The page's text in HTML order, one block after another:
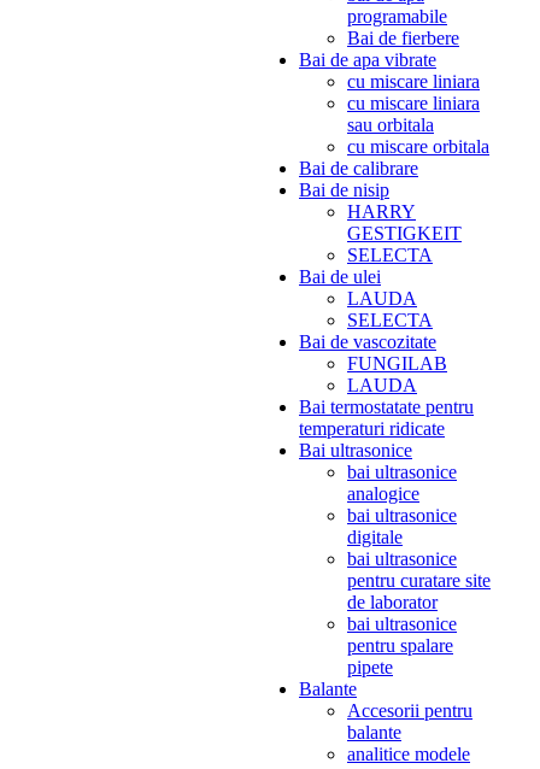
programabile
Bai de fierbere
Bai de apa vibrate
cu miscare liniara
cu miscare liniara
sau orbitala
cu miscare orbitala
Bai de calibrare
Bai de nisip
HARRY
GESTIGKEIT
SELECTA
Bai de ulei
LAUDA
SELECTA
Bai de vascozitate
FUNGILAB
LAUDA
Bai termostatate pentru
temperaturi ridicate
Bai ultrasonice
bai ultrasonice
analogice
bai ultrasonice
digitale
bai ultrasonice
pentru curatare site
de laborator
bai ultrasonice
pentru spalare
pipete
Balante
Accesorii pentru
balante
analitice modele